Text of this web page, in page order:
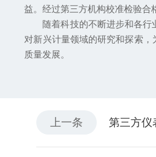
益。经过第三方机构校准检验合
随着科技的不断进步和各行业
对新兴计量领域的研究和探索
质量发展。
上一条 第三方仪